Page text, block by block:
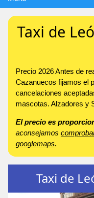
Taxi de
Precio 2026 Antes de
Cazanuecos fijamos el
cancelaciones
mascotas. Alzadores y
El precio es
aconsejamos
googlemaps.
Taxi de